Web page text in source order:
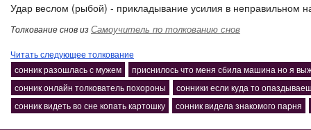
Удар веслом (рыбой) - прикладывание усилия в неправильном
Толкование снов изСамоучитель по толкованию снов
Читать следующее толкование
сонник разошлась с мужем
приснилось что меня сбила машина но я
сонник онлайн толкователь похороны
сонники если куда то
сонник видеть во сне копать картошку
сонник видела знакомого парня